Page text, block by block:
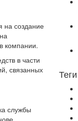
на создание
компании.
в части
связанных
службы
Теги